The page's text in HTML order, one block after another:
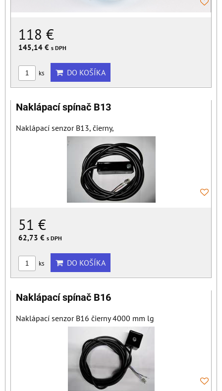
118 €
145,14 € s DPH
ks DO KOŠÍKA
Naklápací spínač B13
Naklápací senzor B13, čierny,
51 €
62,73 € s DPH
ks DO KOŠÍKA
Naklápací spínač B16
Naklápací senzor B16 čierny 4000 mm lg